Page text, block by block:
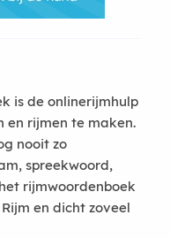
is de onlinerijmhulp
en rijmen te maken.
nooit zo
spreekwoord,
rijmwoordenboek
en dicht zoveel